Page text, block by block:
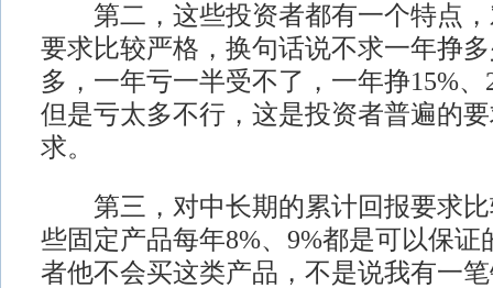
第二，这些投资者都有一个特点，
要求比较严格，换句话说不求一年挣
多，一年亏一半受不了，一年挣15%
但是亏太多不行，这是投资者普遍的
求。
第三，对中长期的累计回报要求比
些固定产品每年8%、9%都是可以保证
者他不会买这类产品，不是说我有一